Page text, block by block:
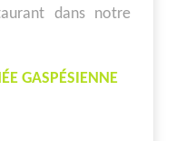
dans notre
GASPÉSIENNE